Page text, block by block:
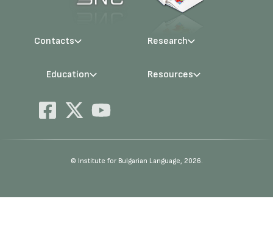
Contacts
Management
Research
Projects
Education
PhD Programmes
Qualifications
Resources
E-Library
© Institute for Bulgarian Language, 2026.